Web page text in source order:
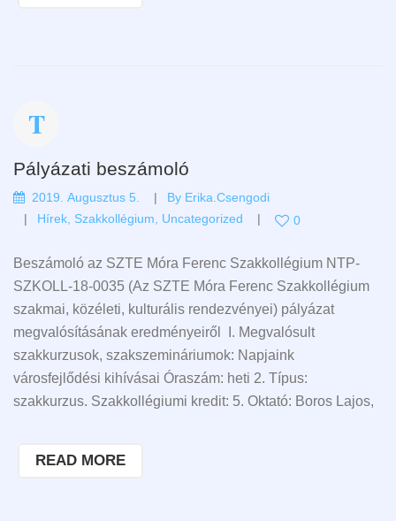
Pályázati beszámoló
2019. Augusztus 5. By Erika.csengodi
Hírek Szakkollégium Uncategorized 0
Beszámoló az SZTE Móra Ferenc Szakkollégium NTP-
SZKOLL-18-0035 (Az SZTE Móra Ferenc Szakkollégium
szakmai, közéleti, kulturális rendezvényei) pályázat
megvalósításának eredményeiről I. Megvalósult
szakkurzusok, szakszemináriumok: Napjaink
városfejlődési kihívásai Óraszám: heti 2. Típus:
szakkurzus. Szakkollégiumi kredit: 5. Oktató: Boros Lajos,
READ MORE